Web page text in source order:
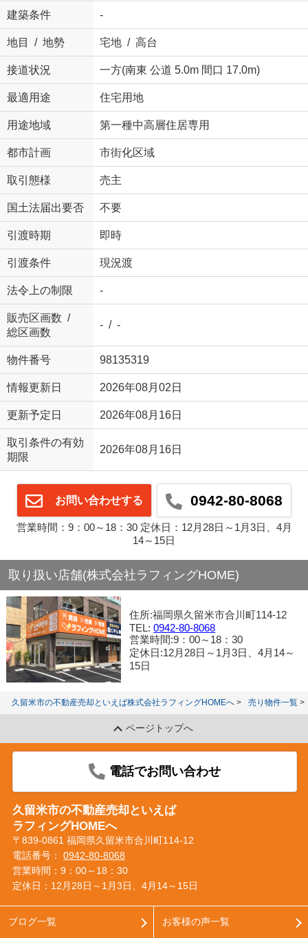
建築条件 -
地目 / 地勢 宅地 / 高台
接道状況 一方(南東 公道 5.0m 間口 17.0m)
最適用途 住宅用地
用途地域 第一種中高層住居専用
都市計画 市街化区域
取引態様 売主
国土法届出要否 不要
引渡時期 即時
引渡条件 現況渡
法令上の制限 -
販売区画数 /
総区画数
- / -
物件番号 98135319
情報更新日 2026年08月02日
更新予定日 2026年08月16日
取引条件の有効
期限
2026年08月16日
お問い合わせする 0942-80-8068
営業時間：9：00～18：30 定休日：12月28日～1月3日、4月
14～15日
取り扱い店舗(株式会社ラフィングHOME)
住所:福岡県久留米市合川町114-12
TEL:0942-80-8068
営業時間:9：00～18：30
定休日:12月28日～1月3日、4月14～
15日
久留米市の不動産売却といえば株式会社ラフィングHOMEへ 売り物件一覧
ページトップへ
電話でお問い合わせ
久留米市の不動産売却といえば
ラフィングHOMEへ
〒839-0861 福岡県久留米市合川町114-12
電話番号： 0942-80-8068
営業時間：9：00～18：30
定休日：12月28日～1月3日、4月14～15日
ブログ一覧 お客様の声一覧